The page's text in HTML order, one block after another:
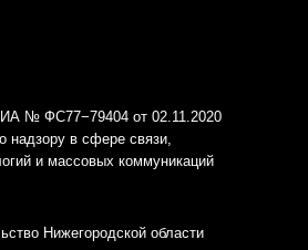
ИА № ФС77−79404 от 02.11.2020
надзору в сфере связи,
и массовых коммуникаций
Нижегородской области